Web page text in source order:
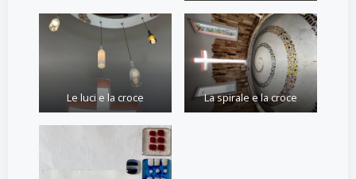
Le luci e la croce La spirale e la croce